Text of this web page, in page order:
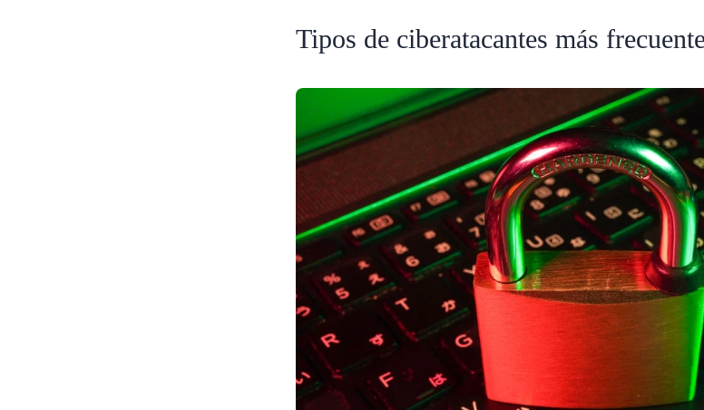
Tipos de ciberatacantes más